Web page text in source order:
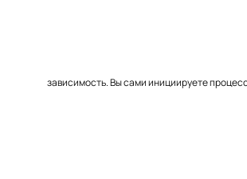
зависимость. Вы сами инициируете